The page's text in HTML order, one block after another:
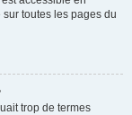
toutes les pages du
trop de termes